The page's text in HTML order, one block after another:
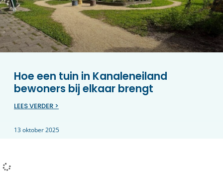
Hoe een tuin in Kanaleneiland
bewoners bij elkaar brengt
LEES VERDER >
13 oktober 2025